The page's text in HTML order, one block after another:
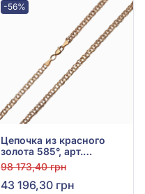
-56%
Цепочка из красного
золота 585°, арт.
ЦД126267
98 173,40 грн
43 196,30 грн